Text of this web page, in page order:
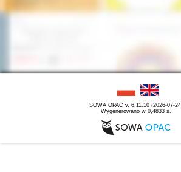
SOWA OPAC v. 6.11.10 (2026-07-
Wygenerowano w 0,4833 s.